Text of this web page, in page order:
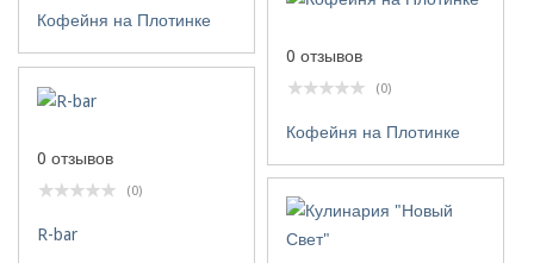
Кофейня на Плотинке
0 отзывов
(0)
Кофейня на Плотинке
0 отзывов
(0)
R-bar